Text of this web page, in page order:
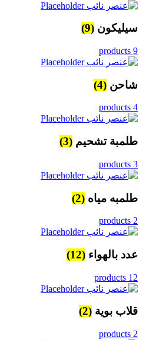
سيليكون (9)
9 products
شاحن (4)
4 products
طلمبة تشحيم (3)
3 products
طلمبه مياه (2)
2 products
عدد بالهواء (12)
12 products
قلاب بوية (2)
2 products